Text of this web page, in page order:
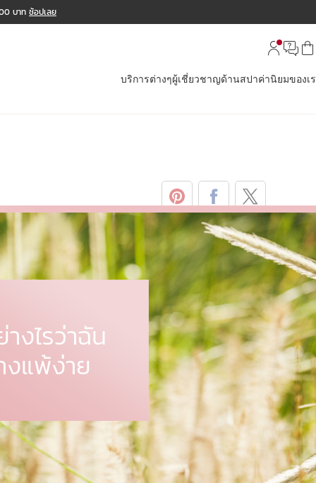
บาท ช้อปเลย
บริการต่างๆผู้เชี่ยวชาญด้านสปาค่านิยมของเ
งไรว่าฉัน
แพ้ง่าย